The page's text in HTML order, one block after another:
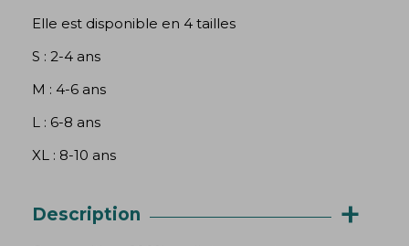
Elle est disponible en 4 tailles
S : 2-4 ans
M : 4-6 ans
L : 6-8 ans
XL : 8-10 ans
Description +